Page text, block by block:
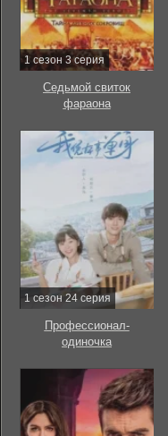
1 сезон 3 серия
Седьмой свиток
фараона
1 сезон 24 серия
Профессионал-
одиночка